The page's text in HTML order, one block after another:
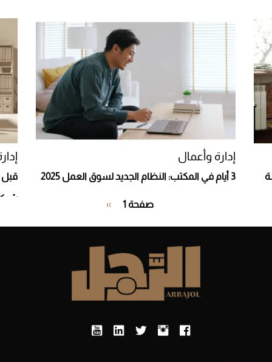
إدارة وأعمال
3 أيام في المكتب: النظام الجديد لسوق العمل 2025 قبل
صفحة 1
الصفحة
››